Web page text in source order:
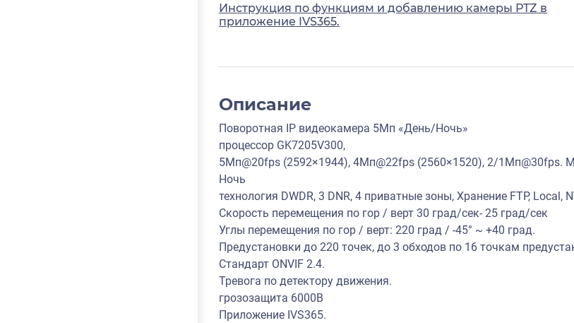
Инструкция по функциям и добавлению камеры PTZ в
приложение IVS365.
Описание
Поворотная IP видеокамера 5Мп «День/Ночь»
процессор GK7205V300,
5Мп@20fps (2592×1944), 4Мп@22fps (2560×1520), 2/1Мп@30fps.
Ночь
технология DWDR, 3 DNR, 4 приватные зоны, Хранение FTP, Local,
Скорость перемещения по гор / верт 30 град/сек- 25 град/сек
Углы перемещения по гор / верт: 220 град / -45° ~ +40 град.
Предустановки до 220 точек, до 3 обходов по 16 точкам
Стандарт ONVIF 2.4.
Тревога по детектору движения.
грозозащита 6000В
Приложение IVS365.